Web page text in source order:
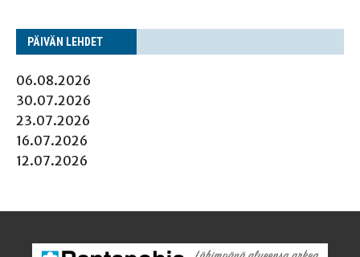
PÄI­VÄN LEHDET
06.08.2026
30.07.2026
23.07.2026
16.07.2026
12.07.2026